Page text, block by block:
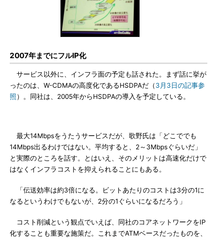
2007年までにフルIP化
サービス以外に、インフラ面の予定も話された。まず話に挙が
ったのは、W-CDMAの高度化であるHSDPAだ（3月3日の記事参
照）。同社は、2005年からHSDPAの導入を予定している。
最大14Mbpsをうたうサービスだが、歌野氏は「どこででも
14Mbps出るわけではない。平均すると、2～3Mbpsぐらいだ」
と実際のところを話す。とはいえ、そのメリットは高速化だけで
はなくインフラコストを抑えられることにもある。
「伝送効率は約3倍になる。ビットあたりのコストは3分の1に
なるというわけでもないが、2分の1ぐらいになるだろう」
コスト削減という観点でいえば、同社のコアネットワークをIP
化することも重要な施策だ。これまでATMベースだったものを、